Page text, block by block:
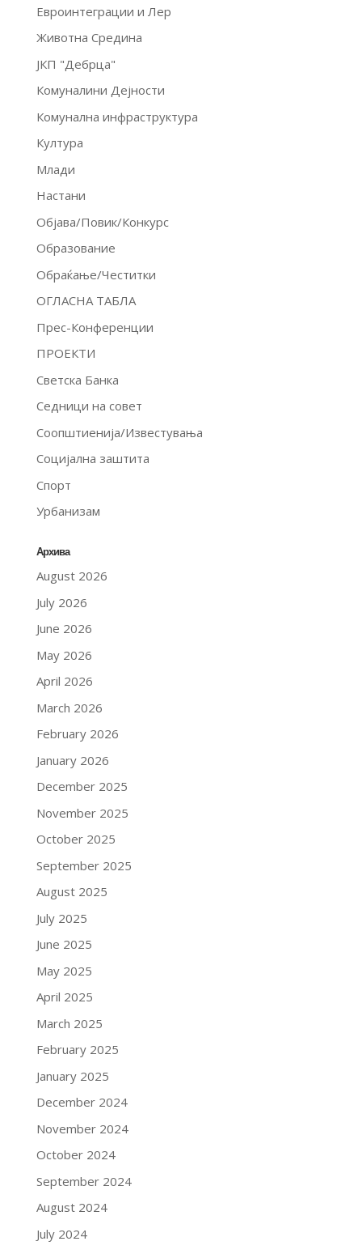
Евроинтеграции и Лер
Животна Средина
ЈКП "Дебрца"
Комуналини Дејности
Комунална инфраструктура
Култура
Млади
Настани
Објава/Повик/Конкурс
Образование
Обраќање/Честитки
ОГЛАСНА ТАБЛА
Прес-Конференции
ПРОЕКТИ
Светска Банка
Седници на совет
Соопштиенија/Известувања
Социјална заштита
Спорт
Урбанизам
Архива
August 2026
July 2026
June 2026
May 2026
April 2026
March 2026
February 2026
January 2026
December 2025
November 2025
October 2025
September 2025
August 2025
July 2025
June 2025
May 2025
April 2025
March 2025
February 2025
January 2025
December 2024
November 2024
October 2024
September 2024
August 2024
July 2024